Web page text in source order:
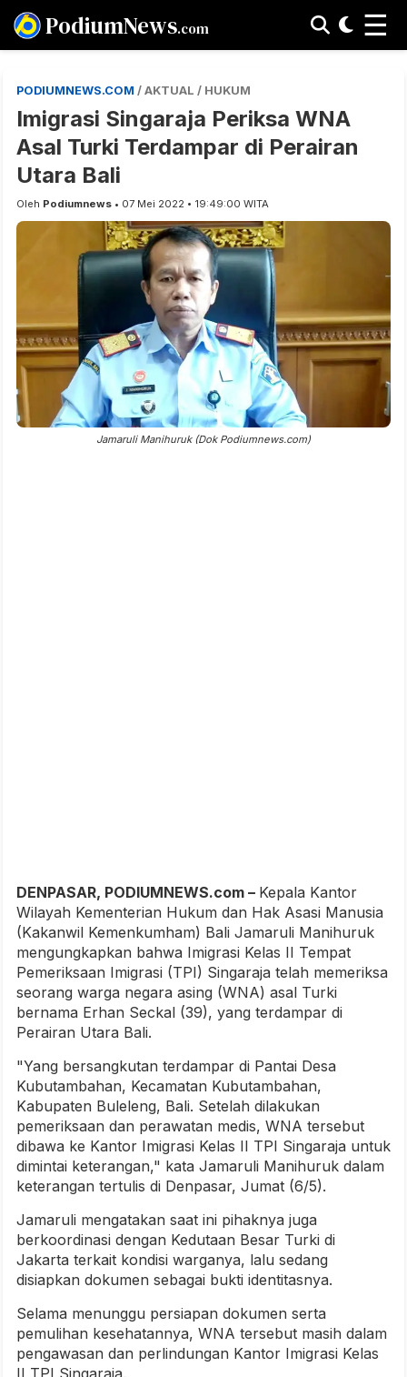
PodiumNews.com ☰
PODIUMNEWS.COM / AKTUAL / HUKUM
Imigrasi Singaraja Periksa WNA
Asal Turki Terdampar di Perairan
Utara Bali
Oleh Podiumnews • 07 Mei 2022 • 19:49:00 WITA
Jamaruli Manihuruk (Dok Podiumnews.com)
DENPASAR, PODIUMNEWS.com – Kepala Kantor
Wilayah Kementerian Hukum dan Hak Asasi Manusia
(Kakanwil Kemenkumham) Bali Jamaruli Manihuruk
mengungkapkan bahwa Imigrasi Kelas II Tempat
Pemeriksaan Imigrasi (TPI) Singaraja telah memeriksa
seorang warga negara asing (WNA) asal Turki
bernama Erhan Seckal (39), yang terdampar di
Perairan Utara Bali.
"Yang bersangkutan terdampar di Pantai Desa
Kubutambahan, Kecamatan Kubutambahan,
Kabupaten Buleleng, Bali. Setelah dilakukan
pemeriksaan dan perawatan medis, WNA tersebut
dibawa ke Kantor Imigrasi Kelas II TPI Singaraja untuk
dimintai keterangan," kata Jamaruli Manihuruk dalam
keterangan tertulis di Denpasar, Jumat (6/5).
Jamaruli mengatakan saat ini pihaknya juga
berkoordinasi dengan Kedutaan Besar Turki di
Jakarta terkait kondisi warganya, lalu sedang
disiapkan dokumen sebagai bukti identitasnya.
Selama menunggu persiapan dokumen serta
pemulihan kesehatannya, WNA tersebut masih dalam
pengawasan dan perlindungan Kantor Imigrasi Kelas